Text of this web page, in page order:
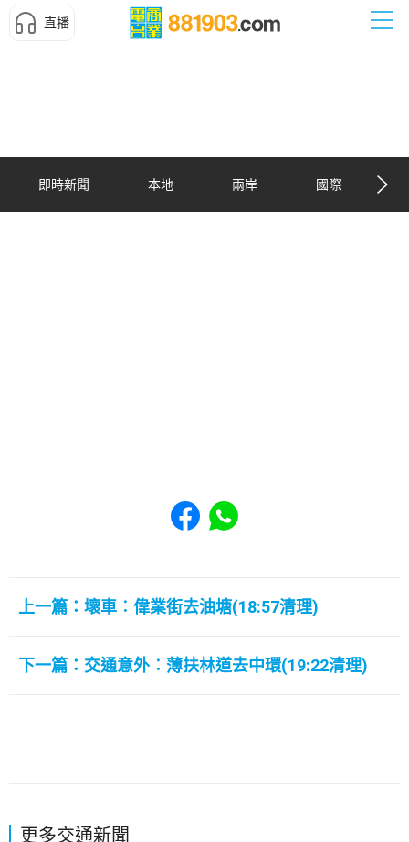
直播
即時新聞 本地 兩岸 國際
Share to Facebook
Share to WhatsApp
上一篇：壞車︰偉業街去油塘(18:57清理)
下一篇：交通意外︰薄扶林道去中環(19:22清理)
更多交通新聞